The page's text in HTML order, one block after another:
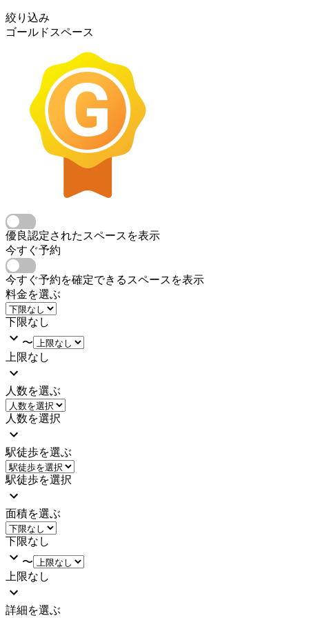
絞り込み
ゴールドスペース
優良認定されたスペースを表示
今すぐ予約
今すぐ予約を確定できるスペースを表示
料金を選ぶ
下限なし
〜
上限なし
人数を選ぶ
人数を選択
駅徒歩を選ぶ
駅徒歩を選択
面積を選ぶ
下限なし
〜
上限なし
詳細を選ぶ